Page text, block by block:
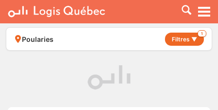
À LOUER
À VENDRE
PLACER UNE ANNONCE
Poularies Filtres ▼
1